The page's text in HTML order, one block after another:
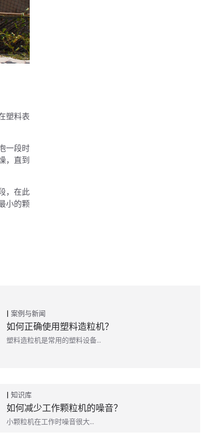
塑料表
一段时
，直到
，在此
小的颗
案例与新闻
如何正确使用塑料造粒机？
塑料造粒机是常用的塑料设备…
知识库
如何减少工作颗粒机的噪音？
小颗粒机在工作时噪音很大…